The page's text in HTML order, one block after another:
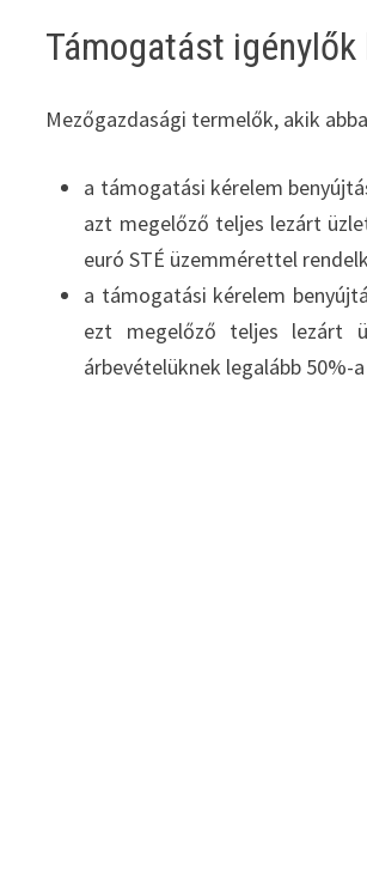
Támogatást igénylők
Mezőgazdasági termelők, akik
a támogatási kérelem
azt megelőző teljes lezárt
euró STÉ üzemmérettel
a támogatási kérelem
ezt megelőző teljes lezárt
árbevételüknek legalább